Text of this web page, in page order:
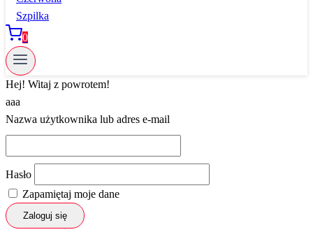
0
Hej! Witaj z powrotem!
aaa
Nazwa użytkownika lub adres e-mail
Hasło
Zapamiętaj moje dane
Zaloguj się